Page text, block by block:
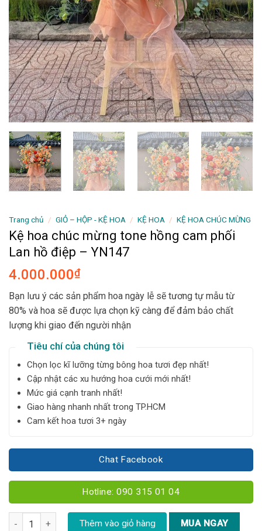
Trang chủ / GIỎ – HỘP - KỆ HOA / KỆ HOA / KỆ HOA CHÚC MỪNG
Kệ hoa chúc mừng tone hồng cam phối
Lan hồ điệp – YN147
4.000.000₫
Bạn lưu ý các sản phẩm hoa ngày lễ sẽ tương tự mẫu từ
80% và hoa sẽ được lựa chọn kỹ càng để đảm bảo chất
lượng khi giao đến người nhận
Tiêu chí của chúng tôi
Chọn lọc kĩ lưỡng từng bông hoa tươi đẹp nhất!
Cập nhật các xu hướng hoa cưới mới nhất!
Mức giá cạnh tranh nhất!
Giao hàng nhanh nhất trong TP.HCM
Cam kết hoa tươi 3+ ngày
Chat Facebook
Hotline: 090 315 01 04
Kệ hoa chúc mừng tone hồng cam phối Lan hồ điệp - YN147 số
Thêm vào giỏ hàng MUA NGAY